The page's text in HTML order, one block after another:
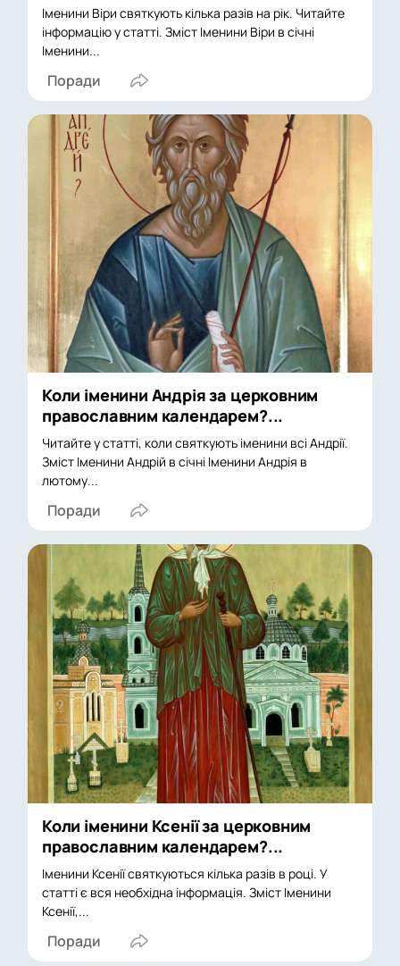
Іменини Віри святкують кілька разів на рік. Читайте
інформацію у статті. Зміст Іменини Віри в січні
Іменини...
Поради
Коли іменини Андрія за церковним
православним календарем?...
Читайте у статті, коли святкують іменини всі Андрії.
Зміст Іменини Андрій в січні Іменини Андрія в
лютому...
Поради
Коли іменини Ксенії за церковним
православним календарем?...
Іменини Ксенії святкуються кілька разів в році. У
статті є вся необхідна інформація. Зміст Іменини
Ксенії,...
Поради